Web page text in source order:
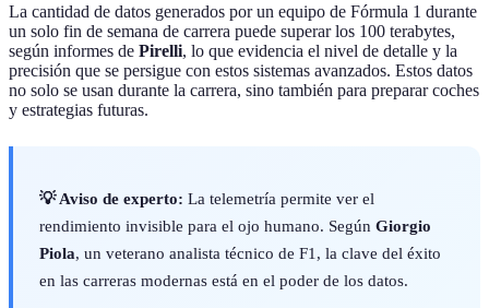
La cantidad de datos generados por un equipo de Fórmula 1 durante
un solo fin de semana de carrera puede superar los 100 terabytes,
según informes de Pirelli, lo que evidencia el nivel de detalle y la
precisión que se persigue con estos sistemas avanzados. Estos datos
no solo se usan durante la carrera, sino también para preparar coches
y estrategias futuras.
💡 Aviso de experto: La telemetría permite ver el
rendimiento invisible para el ojo humano. Según Giorgio
Piola, un veterano analista técnico de F1, la clave del éxito
en las carreras modernas está en el poder de los datos.